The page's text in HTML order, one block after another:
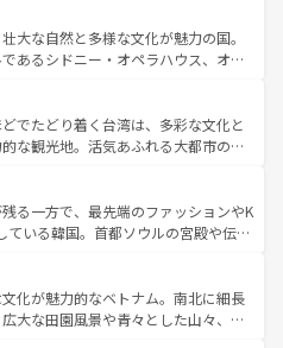
では、音楽と美食が融合した独特の
アメリカの各地域で異なる魅力を楽
性と豊かな歴史を感じることができ
なお、新着のアメリカ
を参照してほしい。
また、定番の観光地といえばオアフ
求めるならマウイ島やカウアイ島が
グリーンに輝く海をはじめ、豊かな
訪れる人々を迎えてくれるハワイの
ルフードやハワイアンミュージッ
スなど、すべてがハワイの魅力を彩
、新着のハワイ情報
参照してほしい。
大な自然と多様な文化が魅力の国。
あるシドニー・オペラハウス、オー
部にそびえるウルル（エアーズロッ
しい原生林やケアンズの熱帯雨林な
ん。また、カフェやワイン、オージ
も充実しており、サーフィンやダイ
ど、アウトドア好きにはたまらな
多彩な魅力を存分に味わいつくそ
でたどり着く台湾は、多彩な文化と
な観光地。活気あふれる大都市の台
帯である台湾東部など、都市の喧騒
しており、訪れる人に新しい発見と
る。また、奥深い台湾の食文化も魅
イーツなど、バラエティ豊かな料理
。 なお、新着の台湾情報は コンテンツ一覧を参
る一方で、最先端のファッションやK
ている韓国。首都ソウルの宮殿や伝統
ば四季折々の自然美を楽しむことが
チや焼肉、絶品のストリートフード
料理が待っている。夜には、韓国な
化が魅力的なベトナム。南北に細長
大な田園風景や青々とした山々、世